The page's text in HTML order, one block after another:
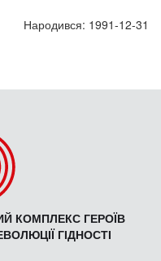
Народився: 1991-12-31
КОМПЛЕКС ГЕРОЇВ
ГІДНОСТІ